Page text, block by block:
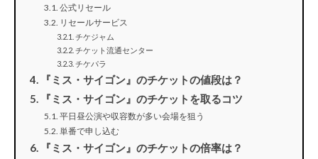
公式リセール
リセールサービス
チケジャム
チケット流通センター
チケパラ
『ミス・サイゴン』のチケットの値段は？
『ミス・サイゴン』のチケットを取るコツ
平日昼公演や収容数が多い会場を狙う
単番で申し込む
『ミス・サイゴン』のチケットの倍率は？